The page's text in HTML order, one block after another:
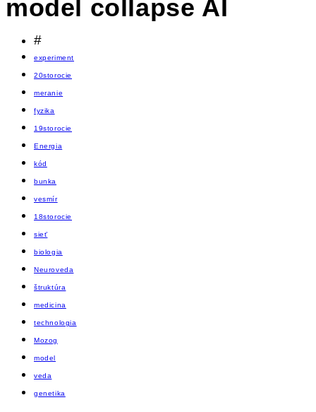
model collapse AI
#
experiment
20storocie
meranie
fyzika
19storocie
Energia
kód
bunka
vesmír
18storocie
sieť
biologia
Neuroveda
štruktúra
medicina
technologia
Mozog
model
veda
genetika